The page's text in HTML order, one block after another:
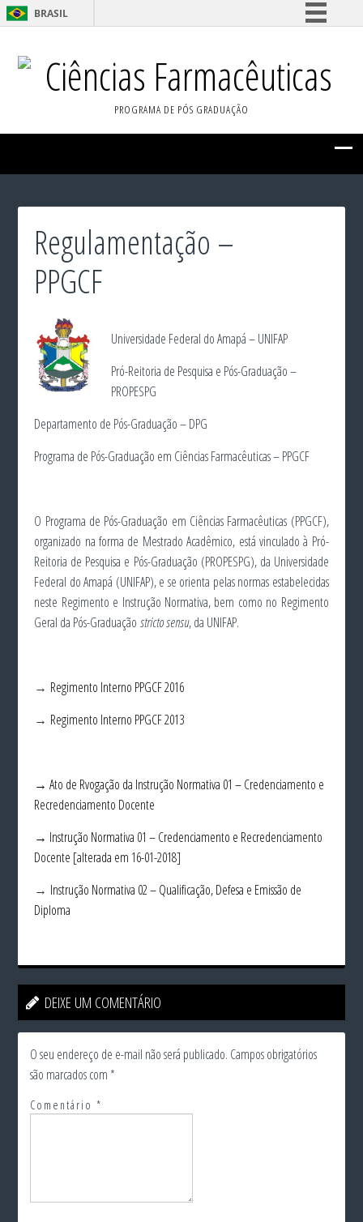
BRASIL
Comunica BR
Participe
Acesso à informação
Ciências Farmacêuticas
PROGRAMA DE PÓS GRADUAÇÃO
Regulamentação –
PPGCF
Universidade Federal do Amapá – UNIFAP
Pró-Reitoria de Pesquisa e Pós-Graduação –
PROPESPG
Departamento de Pós-Graduação – DPG
Programa de Pós-Graduação em Ciências Farmacêuticas – PPGCF
O Programa de Pós-Graduação em Ciências Farmacêuticas (PPGCF),
organizado na forma de Mestrado Acadêmico, está vinculado à Pró-
Reitoria de Pesquisa e Pós-Graduação (PROPESPG), da Universidade
Federal do Amapá (UNIFAP), e se orienta pelas normas estabelecidas
neste Regimento e Instrução Normativa, bem como no Regimento
Geral da Pós-Graduaçãostricto sensu, da UNIFAP.
→ Regimento Interno PPGCF 2016
→ Regimento Interno PPGCF 2013
→ Ato de Rvogação da Instrução Normativa 01 – Credenciamento e
Recredenciamento Docente
→ Instrução Normativa 01 – Credenciamento e Recredenciamento
Docente [alterada em 16-01-2018]
→ Instrução Normativa 02 – Qualificação, Defesa e Emissão de
Diploma
DEIXE UM COMENTÁRIO
O seu endereço de e-mail não será publicado. Campos obrigatórios
são marcados com *
Comentário*